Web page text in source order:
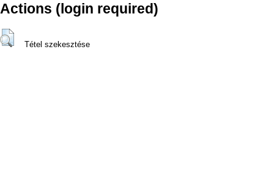
Actions (login required)
Tétel szekesztése